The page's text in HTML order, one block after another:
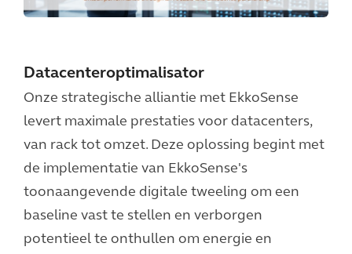
Datacenteroptimalisator
Onze strategische alliantie met EkkoSense
levert maximale prestaties voor datacenters,
van rack tot omzet. Deze oplossing begint met
de implementatie van EkkoSense's
toonaangevende digitale tweeling om een
baseline vast te stellen en verborgen
potentieel te onthullen om energie en